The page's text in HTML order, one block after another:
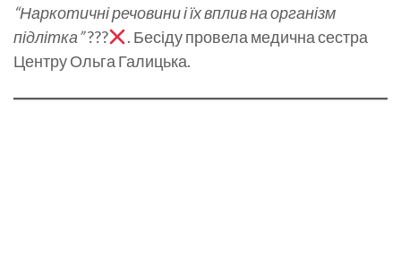
“Наркотичні речовини і їх вплив на організм
підлітка”???
. Бесіду провела медична сестра
Центру Ольга Галицька.